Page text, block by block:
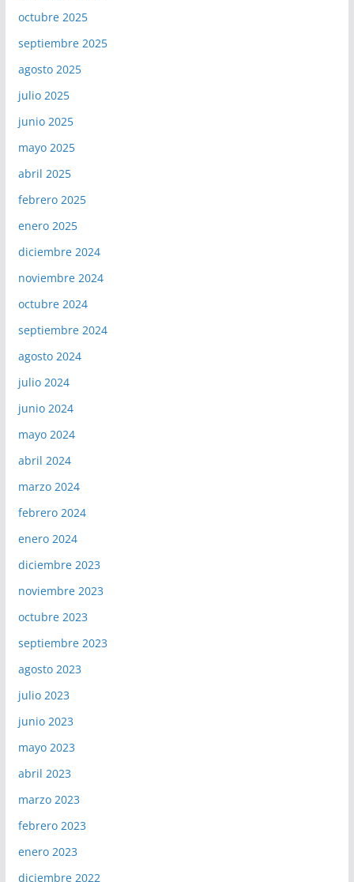
octubre 2025
septiembre 2025
agosto 2025
julio 2025
junio 2025
mayo 2025
abril 2025
febrero 2025
enero 2025
diciembre 2024
noviembre 2024
octubre 2024
septiembre 2024
agosto 2024
julio 2024
junio 2024
mayo 2024
abril 2024
marzo 2024
febrero 2024
enero 2024
diciembre 2023
noviembre 2023
octubre 2023
septiembre 2023
agosto 2023
julio 2023
junio 2023
mayo 2023
abril 2023
marzo 2023
febrero 2023
enero 2023
diciembre 2022